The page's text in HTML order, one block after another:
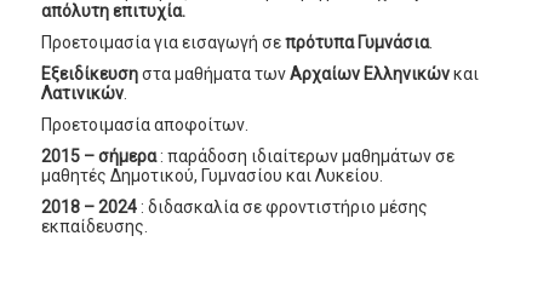
απόλυτη επιτυχία.
Προετοιμασία για εισαγωγή σεπρότυπα Γυμνάσια.
Εξειδίκευσηστα μαθήματα τωνΑρχαίων Ελληνικώνκαι
Λατινικών
Προετοιμασία αποφοίτων.
2015 – σήμερα: παράδοση ιδιαίτερων μαθημάτων σε
μαθητές Δημοτικού, Γυμνασίου και Λυκείου.
2018 – 2024 : διδασκαλία σε φροντιστήριο μέσης
εκπαίδευσης.